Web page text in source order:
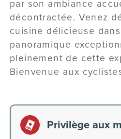
par son ambiance
décontractée. Venez
cuisine délicieuse
panoramique
pleinement de cette
Bienvenue aux
Privilège aux